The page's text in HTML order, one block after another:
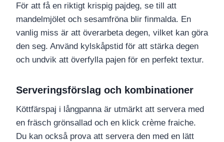
För att få en riktigt krispig pajdeg, se till att
mandelmjölet och sesamfröna blir finmalda. En
vanlig miss är att överarbeta degen, vilket kan göra
den seg. Använd kylskåpstid för att stärka degen
och undvik att överfylla pajen för en perfekt textur.
Serveringsförslag och kombinationer
Köttfärspaj i långpanna är utmärkt att servera med
en fräsch grönsallad och en klick crème fraiche.
Du kan också prova att servera den med en lätt